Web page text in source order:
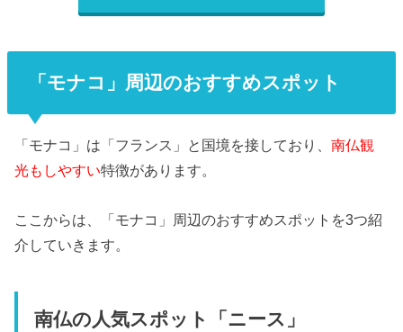
「モナコ」周辺のおすすめスポット
「モナコ」は「フランス」と国境を接しており、南仏観
光もしやすい特徴があります。
ここからは、「モナコ」周辺のおすすめスポットを3つ紹
介していきます。
南仏の人気スポット「ニース」